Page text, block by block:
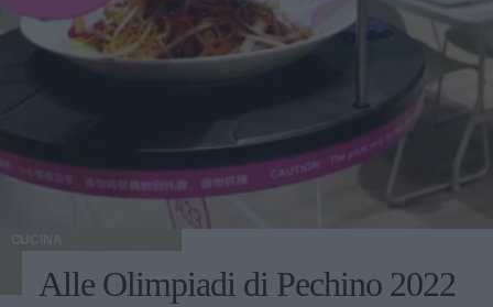
CUCINA
Alle Olimpiadi di Pechino 2022